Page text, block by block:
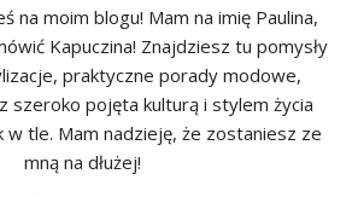
na moim blogu! Mam na imię Paulina,
Kapuczina! Znajdziesz tu pomysły
praktyczne porady modowe,
szeroko pojęta kulturą i stylem życia
w tle. Mam nadzieję, że zostaniesz ze
mną na dłużej!